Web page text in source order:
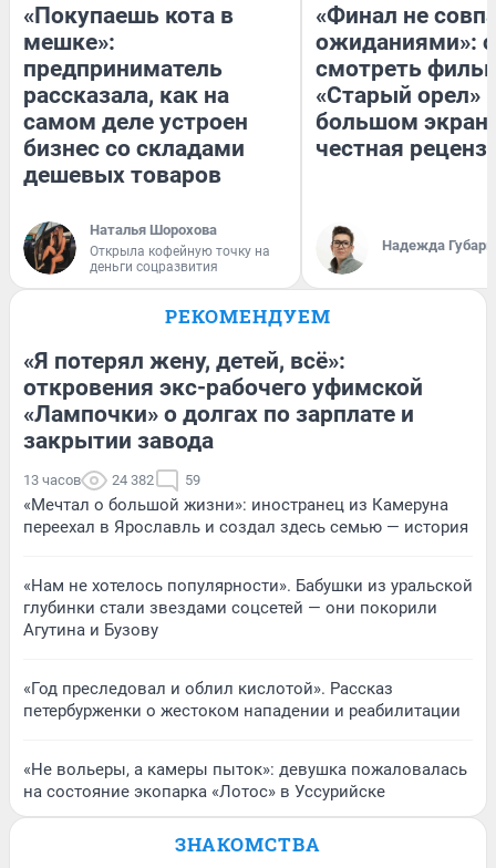
«Покупаешь кота в
мешке»:
предприниматель
рассказала, как на
самом деле устроен
бизнес со складами
дешевых товаров
Наталья Шорохова
Открыла кофейную точку на
деньги соцразвития
«Финал не
ожиданиями»:
смотреть
«Старый орел»
большом
честная
Надежда Губарь
РЕКОМЕНДУЕМ
«Я потерял жену, детей, всё»:
откровения экс-рабочего уфимской
«Лампочки» о долгах по зарплате и
закрытии завода
13 часов 24 382 59
«Мечтал о большой жизни»: иностранец из Камеруна
переехал в Ярославль и создал здесь семью — история
«Нам не хотелось популярности». Бабушки из уральской
глубинки стали звездами соцсетей — они покорили
Агутина и Бузову
«Год преследовал и облил кислотой». Рассказ
петербурженки о жестоком нападении и реабилитации
«Не вольеры, а камеры пыток»: девушка пожаловалась
на состояние экопарка «Лотос» в Уссурийске
ЗНАКОМСТВА